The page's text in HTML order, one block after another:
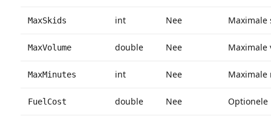
MaxSkids int Nee
MaxVolume double Nee Maximale
MaxMinutes int Nee
FuelCost double Nee